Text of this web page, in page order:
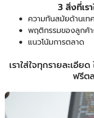
3 สิ่งที่เร
ความทันสมัยด้านเท
พฤติกรรมของลูกค้า
แนวโน้มการตลาด
เราใส่ใจทุกรายละเอีย
ฟรีต